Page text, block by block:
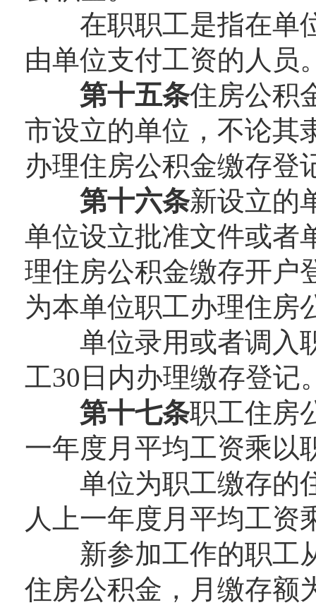
在职职工是指在单位
由单位支付工资的人员
第十五条住房公积
市设立的单位，不论其
办理住房公积金缴存登
第十六条新设立的
单位设立批准文件或者
理住房公积金缴存开户
为本单位职工办理住房
单位录用或者调入职
工30日内办理缴存登记
第十七条职工住房
一年度月平均工资乘以
单位为职工缴存的住
人上一年度月平均工资
新参加工作的职工从
住房公积金，月缴存额